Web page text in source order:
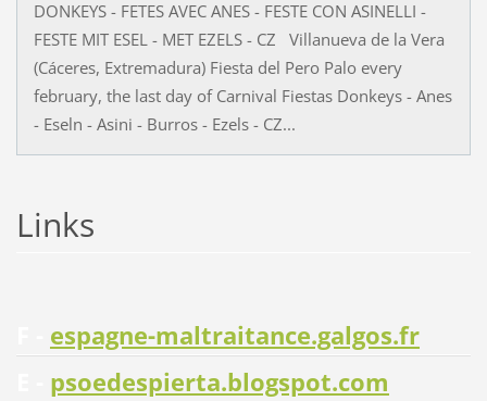
DONKEYS - FETES AVEC ANES - FESTE CON ASINELLI -
FESTE MIT ESEL - MET EZELS - CZ Villanueva de la Vera
(Cáceres, Extremadura) Fiesta del Pero Palo every
february, the last day of Carnival Fiestas Donkeys - Anes
- Eseln - Asini - Burros - Ezels - CZ...
Links
espagne-maltraitance.galgos.fr
psoedespierta.blogspot.com